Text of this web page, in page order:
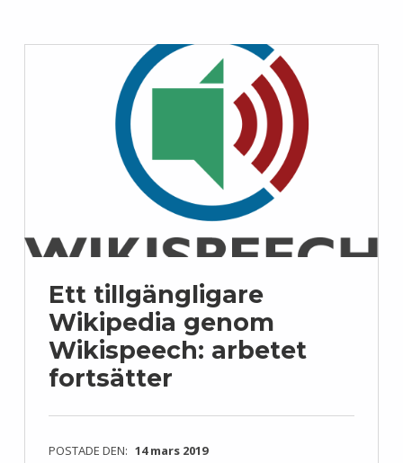
Ett tillgängligare
Wikipedia genom
Wikispeech: arbetet
fortsätter
POSTADE DEN: 14 mars 2019